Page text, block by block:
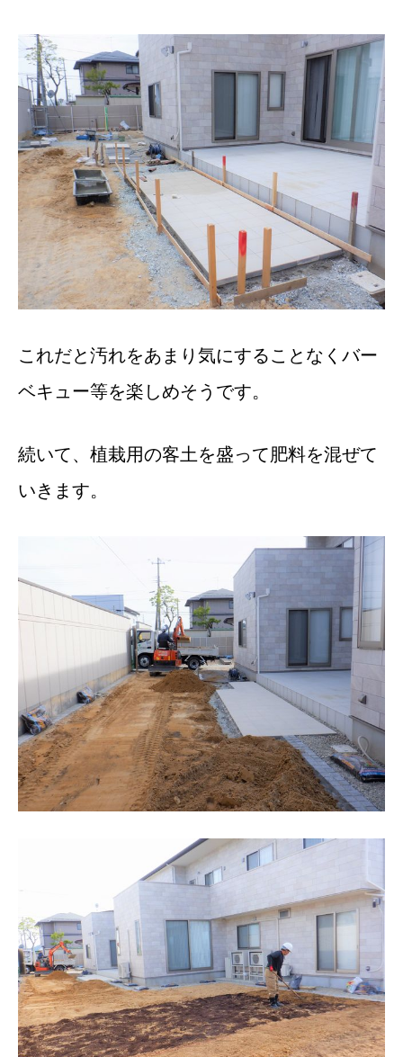
これだと汚れをあまり気にすることなくバー
ベキュー等を楽しめそうです。
続いて、植栽用の客土を盛って肥料を混ぜて
いきます。